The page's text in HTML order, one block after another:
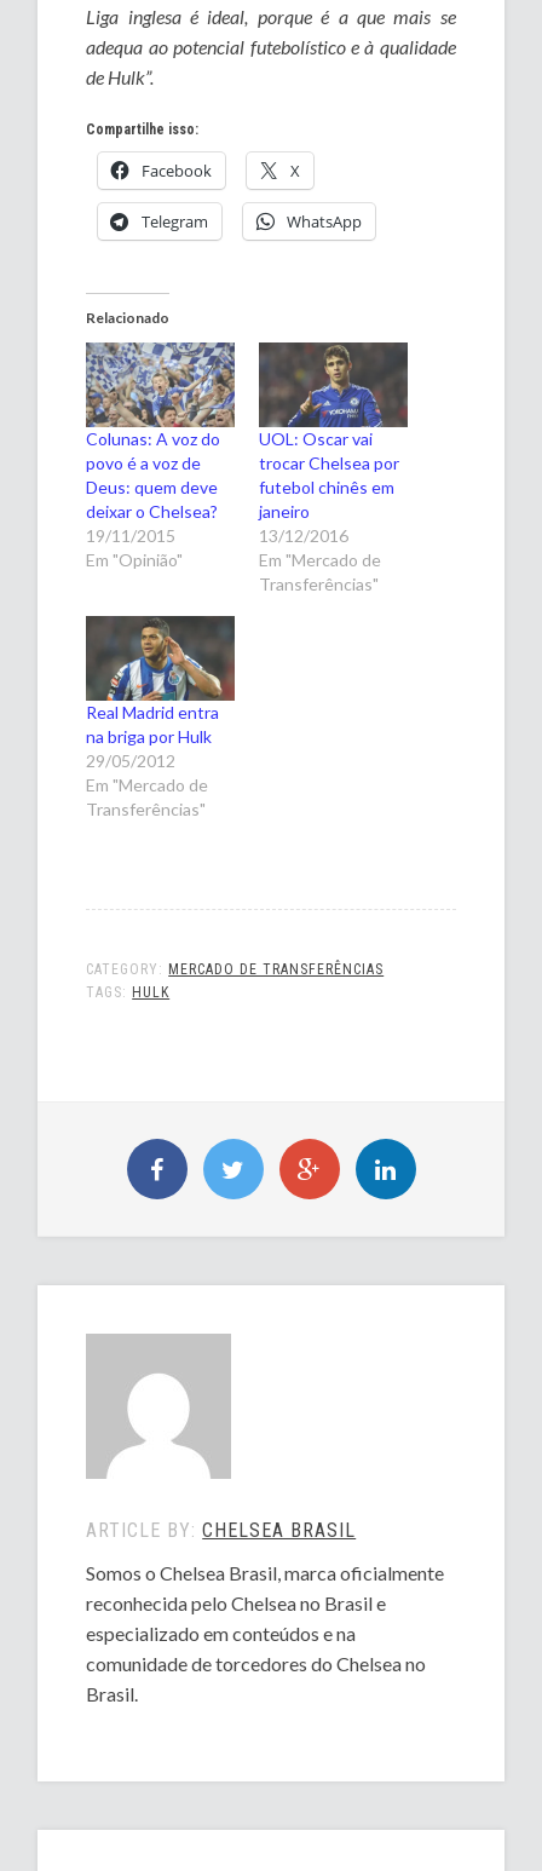
Liga inglesa é ideal, porque é a que mais se
adequa ao potencial futebolístico e à qualidade
de Hulk”.
Compartilhe isso:
Facebook X
Telegram WhatsApp
Relacionado
Colunas: A voz do
povo é a voz de
Deus: quem deve
deixar o Chelsea?
19/11/2015
Em "Opinião"
UOL: Oscar vai
trocar Chelsea por
futebol chinês em
janeiro
13/12/2016
Em "Mercado de
Transferências"
Real Madrid entra
na briga por Hulk
29/05/2012
Em "Mercado de
Transferências"
CATEGORY: MERCADO DE TRANSFERÊNCIAS
TAGS: HULK
ARTICLE BY:CHELSEA BRASIL
Somos o Chelsea Brasil, marca oficialmente
reconhecida pelo Chelsea no Brasil e
especializado em conteúdos e na
comunidade de torcedores do Chelsea no
Brasil.